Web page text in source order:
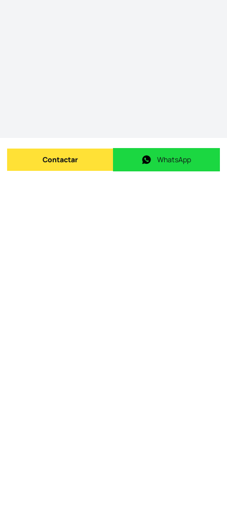
Enviar mensagem
Contactar WhatsApp
WhatsApp